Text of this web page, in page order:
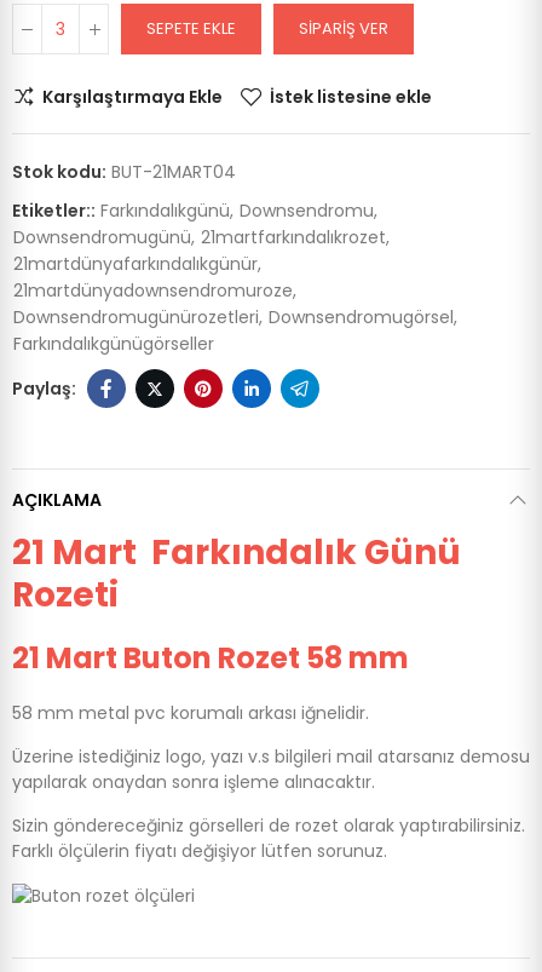
SEPETE EKLE SIPARIŞ VER
Karşılaştırmaya Ekle İstek listesine ekle
Stok kodu: BUT-21MART04
Etiketler:: Farkındalıkgünü Downsendromu
Downsendromugünü 21martfarkındalıkrozet
21martdünyafarkındalıkgünür
21martdünyadownsendromuroze
Downsendromugünürozetleri Downsendromugörsel
Farkındalıkgünügörseller
AÇIKLAMA
21 Mart Farkındalık Günü
Rozeti
21 Mart Buton Rozet 58 mm
58 mm metal pvc korumalı arkası iğnelidir.
Üzerine istediğiniz logo, yazı v.s bilgileri mail atarsanız demosu
yapılarak onaydan sonra işleme alınacaktır.
Sizin göndereceğiniz görselleri de rozet olarak yaptırabilirsiniz.
Farklı ölçülerin fiyatı değişiyor lütfen sorunuz.